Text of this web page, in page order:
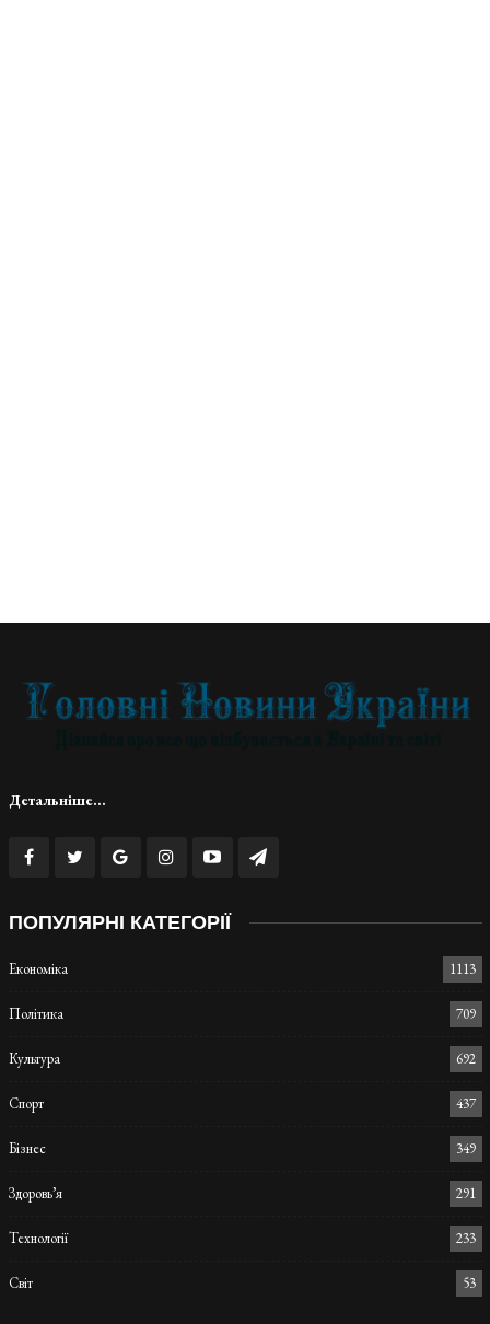
Детальніше...
ПОПУЛЯРНІ КАТЕГОРІЇ
Економіка 1113
Політика 709
Культура 692
Спорт 437
Бізнес 349
Здоровь’я 291
Технології 233
Світ 53